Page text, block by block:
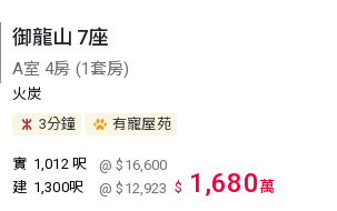
御龍山 7座
A室 4房 (1套房)
火炭
3分鐘
有寵屋苑
實 1,012 呎
@ $16,600
建 1,300呎 @ $12,923 $ 1,680萬